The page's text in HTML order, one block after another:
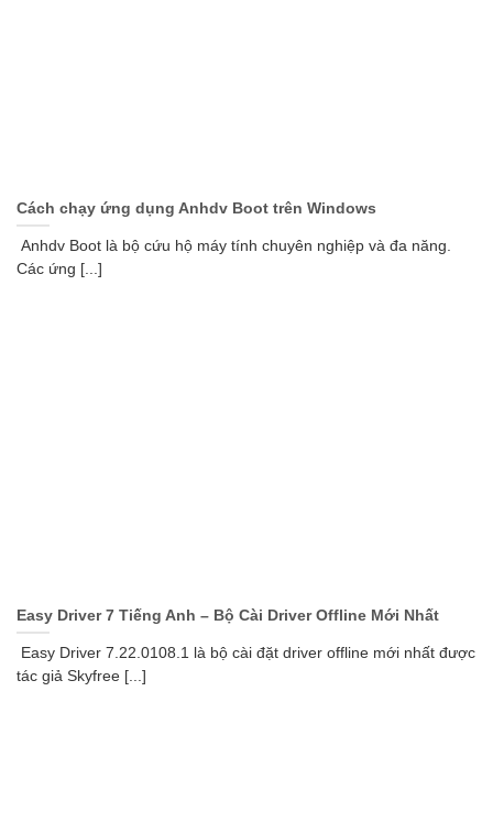
Cách chạy ứng dụng Anhdv Boot trên Windows
Anhdv Boot là bộ cứu hộ máy tính chuyên nghiệp và đa năng.
Các ứng [...]
Easy Driver 7 Tiếng Anh – Bộ Cài Driver Offline Mới Nhất
Easy Driver 7.22.0108.1 là bộ cài đặt driver offline mới nhất được
tác giả Skyfree [...]